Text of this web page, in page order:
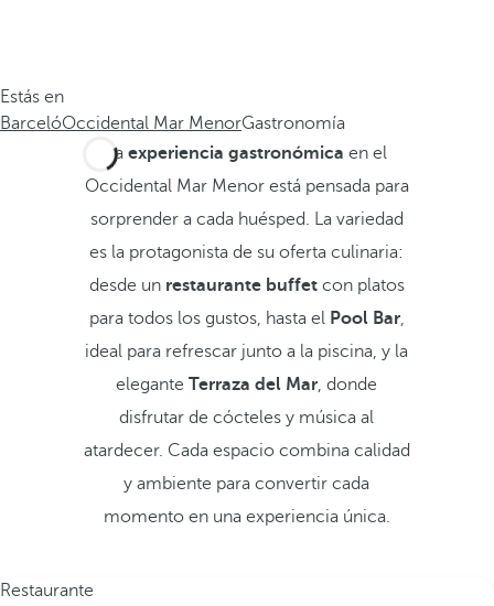
Estás en
BarcelóOccidental Mar MenorGastronomía
Laexperiencia gastronómica en el
Occidental Mar Menor está pensada para
sorprender a cada huésped. La variedad
es la protagonista de su oferta culinaria:
desde un restaurante buffetcon platos
para todos los gustos, hasta el Pool Bar,
ideal para refrescar junto a la piscina, y la
eleganteTerraza del Mar, donde
disfrutar de cócteles y música al
atardecer. Cada espacio combina calidad
y ambiente para convertir cada
momento en una experiencia única.
Restaurante